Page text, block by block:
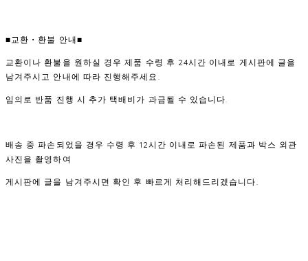
■교환・환불 안내■
교환이나 환불을 원하실 경우 제품 수령 후 24시간 이내로 게시판에 글을
남겨주시고 안내에 따라 진행해주세요.
임의로 반품 진행 시 추가 택배비가 과금될 수 있습니다.
배송 중 파손되었을 경우 수령 후 12시간 이내로 파손된 제품과 박스 외관
사진을 촬영하여
게시판에 글을 남겨주시면 확인 후 빠르게 처리해드리겠습니다.